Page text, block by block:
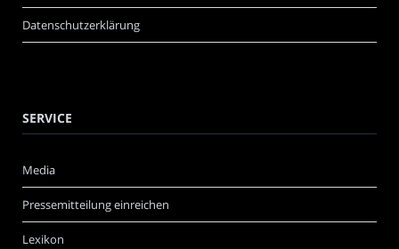
Datenschutzerklärung
SERVICE
Media
Pressemitteilung einreichen
Lexikon